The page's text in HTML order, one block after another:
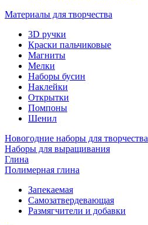
Материалы для творчества
3D ручки
Краски пальчиковые
Магниты
Мелки
Наборы бусин
Наклейки
Открытки
Помпоны
Шенил
Новогодние наборы для творчества
Наборы для выращивания
Глина
Полимерная глина
Запекаемая
Самозатвердевающая
Размягчители и добавки